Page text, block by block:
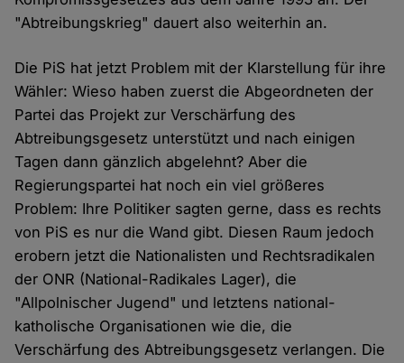
"Abtreibungskrieg" dauert also weiterhin an.
Die PiS hat jetzt Problem mit der Klarstellung für ihre
Wähler: Wieso haben zuerst die Abgeordneten der
Partei das Projekt zur Verschärfung des
Abtreibungsgesetz unterstützt und nach einigen
Tagen dann gänzlich abgelehnt? Aber die
Regierungspartei hat noch ein viel größeres
Problem: Ihre Politiker sagten gerne, dass es rechts
von PiS es nur die Wand gibt. Diesen Raum jedoch
erobern jetzt die Nationalisten und Rechtsradikalen
der ONR (National-Radikales Lager), die
"Allpolnischer Jugend" und letztens national-
katholische Organisationen wie die, die
Verschärfung des Abtreibungsgesetz verlangen. Die